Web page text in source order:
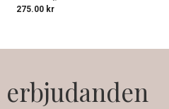
275.00 kr